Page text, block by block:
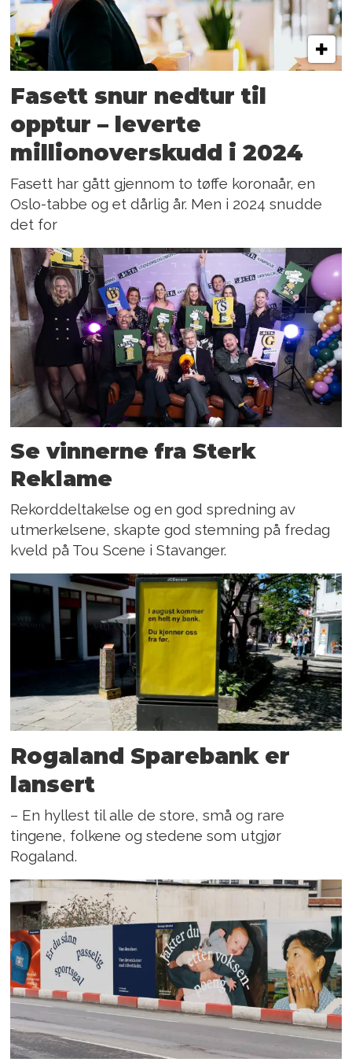
Fasett snur nedtur til
opptur – leverte
millionoverskudd i 2024
Fasett har gått gjennom to tøffe koronaår, en
Oslo-tabbe og et dårlig år. Men i 2024 snudde
det for
Se vinnerne fra Sterk
Reklame
Rekorddeltakelse og en god spredning av
utmerkelsene, skapte god stemning på fredag
kveld på Tou Scene i Stavanger.
Rogaland Sparebank er
lansert
– En hyllest til alle de store, små og rare
tingene, folkene og stedene som utgjør
Rogaland.